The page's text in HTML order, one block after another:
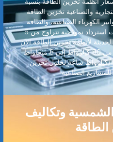
والصناعية تخزين الطاقة
الكهرباء الصناعية، والطاقة
الاحتياطية للطوارئ، مع فترات استرداد نموذجية تتراوح من 5
الحديثة لأنظمة تخزين الطاقة الآن
بأنظمة متكاملة بسعة تتراوح من 80 كيلوواط إلى 8 ميجاواط
أقل من 350 دولارًا/كيلوواط ساعة لحلول تخزين
الشمسية وتكاليف